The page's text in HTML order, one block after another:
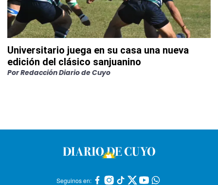
Universitario juega en su casa una nueva
edición del clásico sanjuanino
PorRedacción Diario de Cuyo
Seguinos en: